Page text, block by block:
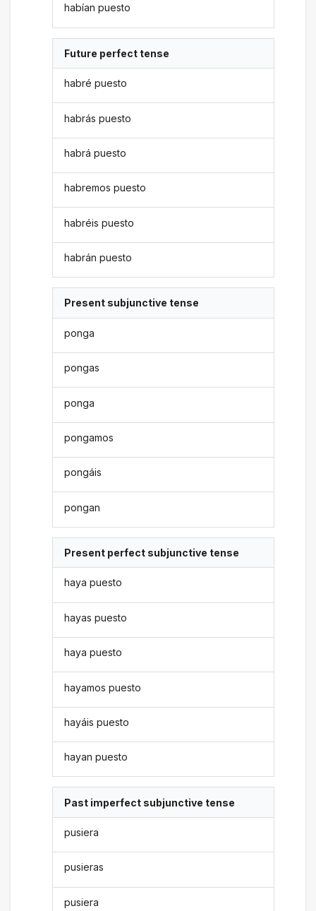
habían puesto
Future perfect tense
habré puesto
habrás puesto
habrá puesto
habremos puesto
habréis puesto
habrán puesto
Present subjunctive tense
ponga
pongas
ponga
pongamos
pongáis
pongan
Present perfect subjunctive tense
haya puesto
hayas puesto
haya puesto
hayamos puesto
hayáis puesto
hayan puesto
Past imperfect subjunctive tense
pusiera
pusieras
pusiera